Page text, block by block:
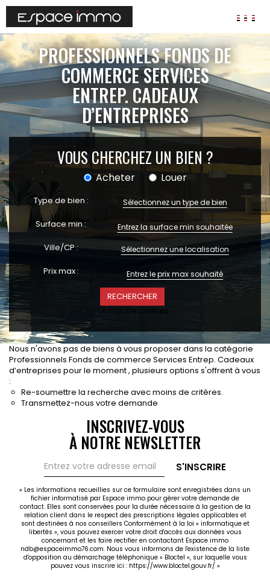
AGENCES
ANNONCES
VIAGER
IMMOBILIER D'ENTREPRISE
Locaux commerciaux
Fonds de commerces
FAIRE GÉRER
Gestion locative
Assurances
SYNDIC
CONTACT
RECRUTEMENT
Actualités
Partenaires
Le palmarès de l'entreprise
PROFESSIONNELS FONDS DE
COMMERCE SERVICES
ENTREP. CADEAUX
D’ENTREPRISES
VOUS CHERCHEZ UN BIEN ?
Acheter Louer
Type de bien : Sélectionnez un type de bien
Surface min :
Ville/CP : Sélectionnez une localisation
Prix max :
+ Plus de critères
Nous n'avons pas de biens à vous proposer dans la catégorie
Professionnels Fonds de commerce Services Entrep. Cadeaux
d’entreprises pour le moment , plusieurs options s'offrent à vous
:
Re-soumettre la recherche avec moins de critères.
Transmettez-nous votre demande
INSCRIVEZ-VOUS
À NOTRE NEWSLETTER
S'INSCRIRE
« Les informations recueillies sur ce formulaire sont enregistrées dans un
fichier informatisé par Espace immo pour gérer votre demande de
contact. Elles sont conservées pour la durée nécessaire à la gestion de la
relation client dans le respect des prescriptions légales applicables et
sont destinées à nos conseillers Conformément à la loi « informatique et
libertés », vous pouvez exercer votre droit d'accès aux données vous
concernant et les faire rectifier en contactant Espace immo
ndb@espaceimmo76.com. Nous vous informons de l'existence de la liste
d'opposition au démarchage téléphonique « Bloctel », sur laquelle vous
pouvez vous inscrire ici : https://www.bloctel.gouv.fr/ »